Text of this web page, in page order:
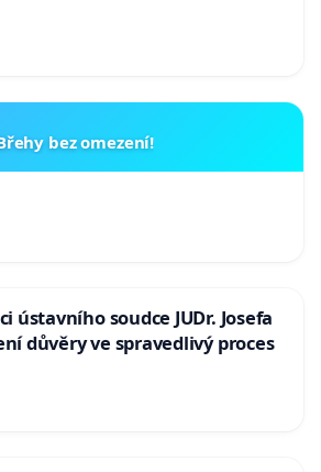
bez omezení!
ústavního soudce JUDr. Josefa
důvěry ve spravedlivý proces